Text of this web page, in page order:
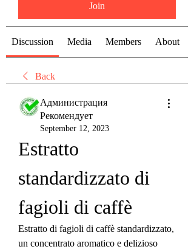
Join
Discussion Media Members About
Back
Администрация
Рекомендует
September 12, 2023
Estratto
standardizzato di
fagioli di caffè
Estratto di fagioli di caffè standardizzato,
un concentrato aromatico e delizioso